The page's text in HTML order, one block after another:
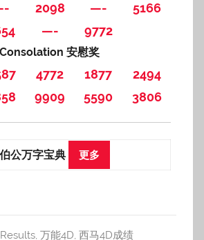
2098 —-
5166
—- 9772
Consolation 安慰奖
4772 1877
2494
9909 5590 3806
公万字宝典 更多
, 万能4D, 西马4D成绩